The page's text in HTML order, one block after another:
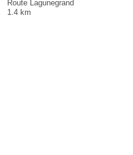
Route Lagunegrand
1.4 km